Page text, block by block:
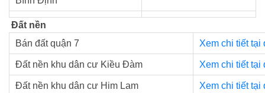
Đất nền
Bán đất quận 7
Xem chi tiết tại
Đất nền khu dân cư Kiều Đàm Xem chi tiết tại
Đất nền khu dân cư Him Lam Xem chi tiết tại